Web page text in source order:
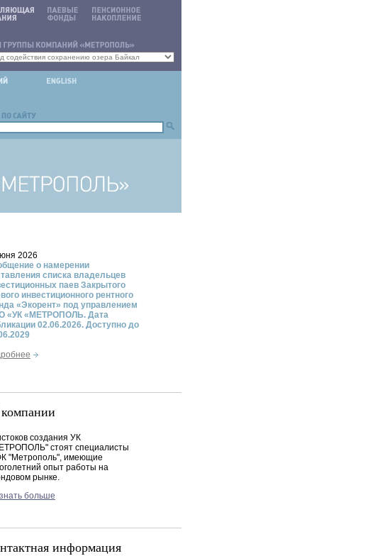
2026
о намерении
списка владельцев
паев Закрытого
инвестиционного рентного
«Экорент» под управлением
«УК «МЕТРОПОЛЬ. Дата
02.06.2026. Доступно до
создания УК
стоят специалисты
"Метрополь", имеющие
опыт работы на
рынке.
больше
информация